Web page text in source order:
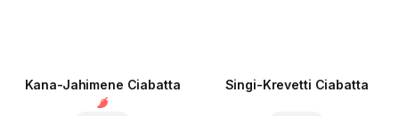
Kana-Jahimene Ciabatta Singi-Krevetti Ciabatta